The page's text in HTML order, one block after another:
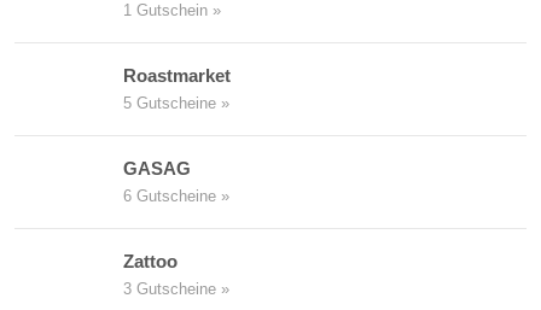
1 Gutschein »
Roastmarket
5 Gutscheine »
GASAG
6 Gutscheine »
Zattoo
3 Gutscheine »